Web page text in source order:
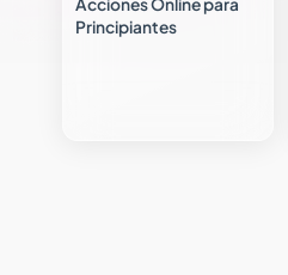
Acciones Online para
Principiantes